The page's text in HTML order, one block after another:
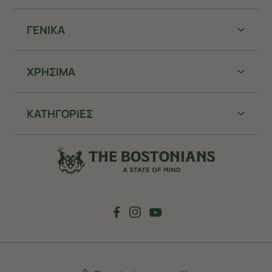
ΓΕΝΙΚΑ
ΧΡHΣΙΜΑ
ΚΑΤΗΓΟΡΙΕΣ